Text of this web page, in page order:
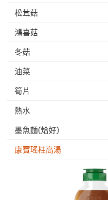
松茸菇
鴻喜菇
冬菇
油菜
筍片
熱水
墨魚麵(烚好)
康寶瑤柱高湯